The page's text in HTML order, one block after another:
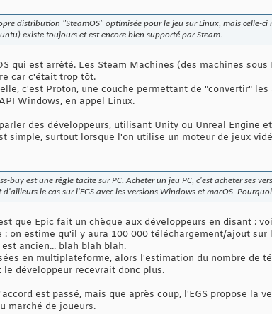
distribution "SteamOS" optimisée pour le jeu sur Linux, mais celle-
existe toujours et est encore bien supporté par Steam.
qui est arrêté. Les Steam Machines (des machines
car c'était trop tôt.
c'est Proton, une couche permettant de "convertir"
Windows, en appel Linux.
des développeurs, utilisant Unity ou Unreal Engine
simple, surtout lorsque l'on utilise un moteur de jeux
buy est une règle tacite sur PC. Acheter un jeu PC, c'est acheter ses
d'ailleurs le cas sur l'EGS avec les versions Windows et macOS.
que Epic fait un chèque aux développeurs en disant :
on estime qu'il y aura 100 000 téléchargement/ajout
ancien... blah blah blah.
en multiplateforme, alors l'estimation du nombre de
développeur recevrait donc plus.
est passé, mais que après coup, l'EGS propose la
marché de joueurs.